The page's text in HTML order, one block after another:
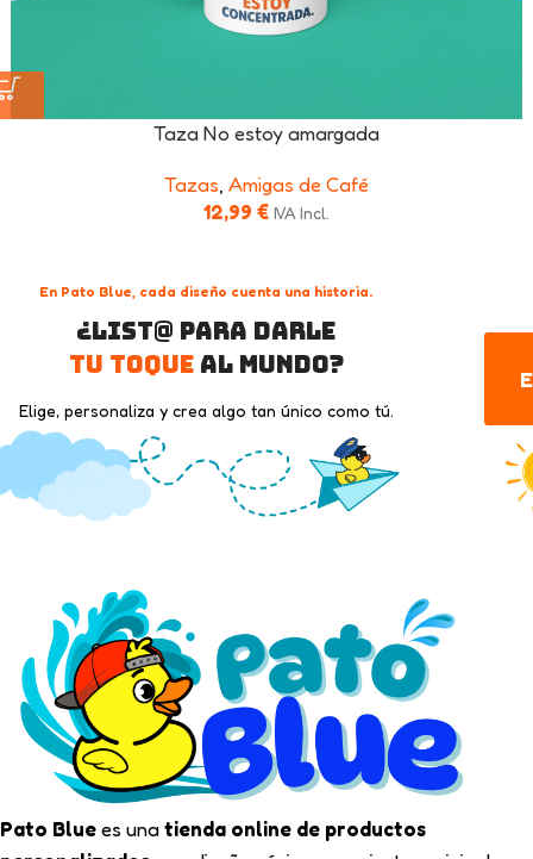
Taza No estoy amargada
Tazas Amigas de Café
12,99 € IVA Incl.
En Pato Blue, cada diseño cuenta una historia.
¿List@ para darle
tu toqueal mundo?
Elige, personaliza y crea algo tan único como tú.
Pato Bluees unatienda online de productos